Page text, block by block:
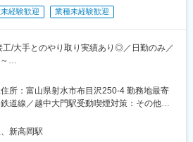
錠や3Dプリンター技術など新規製剤技術の
める業務
ら商用製造までの各プロセスに対応できる
剤・カプセル剤などの固形剤、軟膏・クリ
らにはバイオ医薬品を中心とした注射剤な
に対応しており、新たな製剤技術やDNPと
発にも積極的に取り組む
時間程度、完全週休2日と、ワークライフ
環境です。
ーブ制度（お子様の病気療養や学校行事参
間単位の有給）など、子育て中の方でも長期
経験歓迎 業種未経験歓迎
工/大手とのやり取り実績あり◎／日勤のみ／
内での溶接作業
）（主に薄板板金溶接）
ラン社員がOJTにて丁寧に教えます。
「製造品目・設備」を参照して下さい。
所：富山県射水市布目沢250-4 勤務地最寄
道線／越中大門駅受動喫煙対策：その他
囲：無
新高岡駅